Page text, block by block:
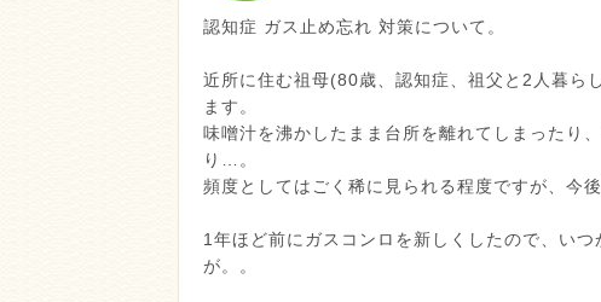
認知症 ガス止め忘れ 対策について。
近所に住む祖母(80歳、認知症、祖父と2人暮ら
ます。
味噌汁を沸かしたまま台所を離れてしまったり
り…。
頻度としてはごく稀に見られる程度ですが、今
1年ほど前にガスコンロを新しくしたので、い
が。。